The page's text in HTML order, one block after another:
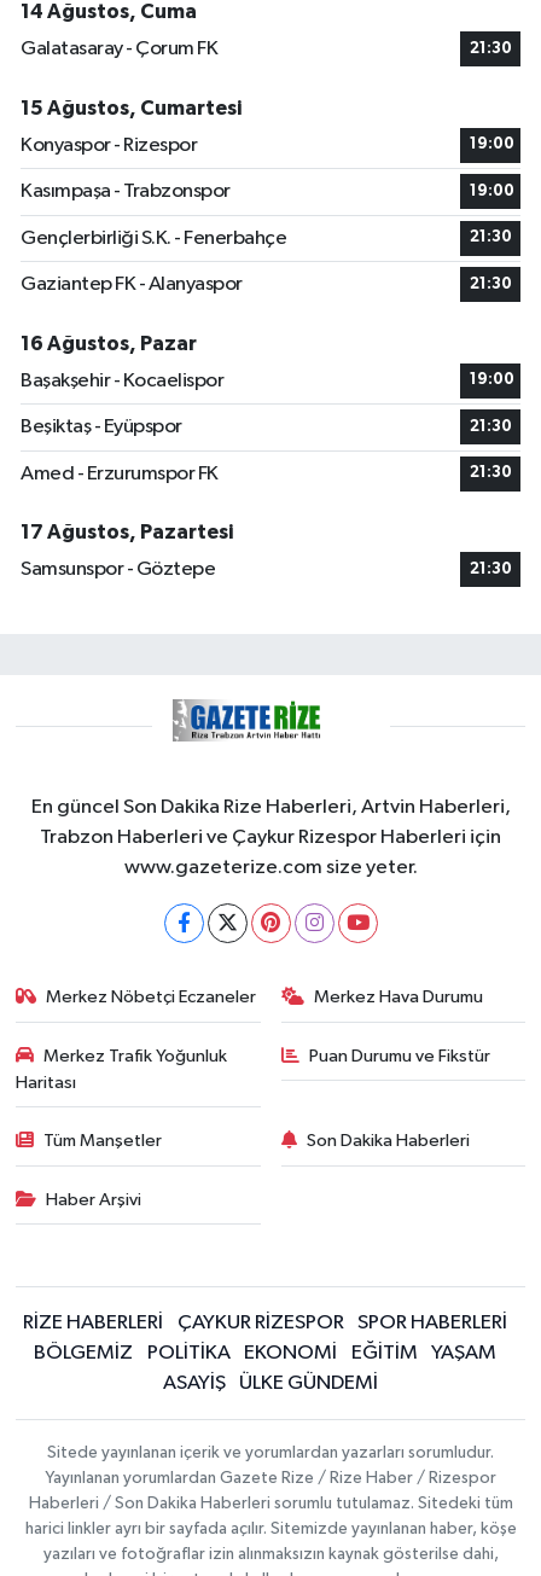
14 Ağustos, Cuma
Galatasaray - Çorum FK
21:30
15 Ağustos, Cumartesi
Konyaspor - Rizespor
19:00
Kasımpaşa - Trabzonspor 19:00
Gençlerbirliği S.K. - Fenerbahçe 21:30
Gaziantep FK - Alanyaspor 21:30
16 Ağustos, Pazar
Başakşehir - Kocaelispor
19:00
Beşiktaş - Eyüpspor 21:30
Amed - Erzurumspor FK 21:30
17 Ağustos, Pazartesi
Samsunspor - Göztepe
21:30
En güncel Son Dakika Rize Haberleri, Artvin Haberleri,
Trabzon Haberleri ve Çaykur Rizespor Haberleri için
www.gazeterize.com size yeter.
Merkez Nöbetçi Eczaneler Merkez Hava Durumu
Merkez Trafik Yoğunluk
Haritası
Puan Durumu ve Fikstür
Tüm Manşetler Son Dakika Haberleri
Haber Arşivi
RİZE HABERLERİ ÇAYKUR RİZESPOR
SPOR HABERLERİ
BÖLGEMİZ
POLİTİKA EKONOMİ EĞİTİM
YAŞAM
ASAYİŞ
ÜLKE GÜNDEMİ
Sitede yayınlanan içerik ve yorumlardan yazarları sorumludur.
Yayınlanan yorumlardan Gazete Rize / Rize Haber / Rizespor
Haberleri / Son Dakika Haberleri sorumlu tutulamaz. Sitedeki tüm
harici linkler ayrı bir sayfada açılır. Sitemizde yayınlanan haber, köşe
yazıları ve fotoğraflar izin alınmaksızın kaynak gösterilse dahi,